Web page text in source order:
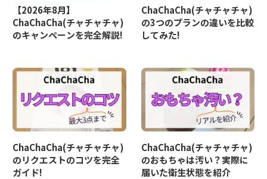
【2026年8月】
ChaChaCha(チャチャチャ)
のキャンペーンを完全解説!
ChaChaCha(チャチャチャ)
の3つのプランの違いを比較
してみた!
ChaChaCha(チャチャチャ)
のリクエストのコツを完全
ガイド!
ChaChaCha(チャチャチャ)
のおもちゃは汚い？実際に
届いた衛生状態を紹介